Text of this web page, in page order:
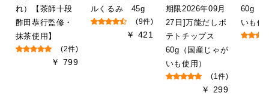
れ）【茶師十段
酢田恭行監修・
抹茶使用】
(2件)
￥ 799
ルくるみ 45g
(9件)
￥ 421
期限2026年09月
27日]万能だしポ
テトチップス
60g（国産じゃが
いも使用）
(1件)
￥ 299
60g（
いも使